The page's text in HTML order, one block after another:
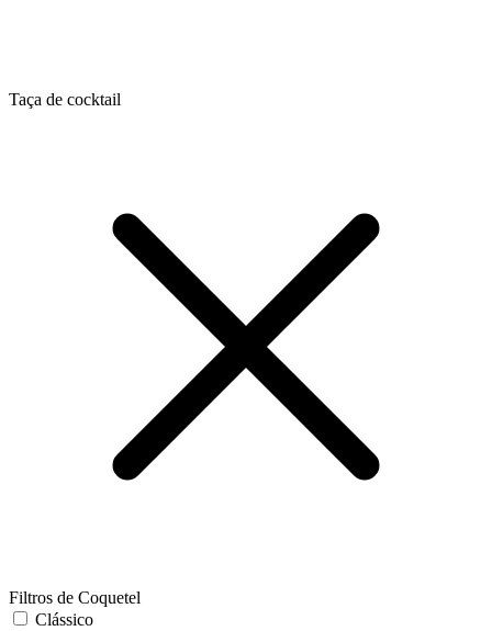
Taça de cocktail
Filtros de Coquetel
Clássico